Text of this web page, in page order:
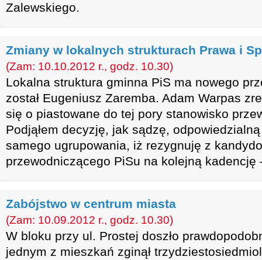
Zalewskiego.
Zmiany w lokalnych strukturach Prawa i
(Zam: 10.10.2012 r., godz. 10.30)
Lokalna struktura gminna PiS ma nowego
został Eugeniusz Zaremba. Adam Warpas
się o piastowane do tej pory stanowisko
Podjąłem decyzję, jak sądzę,
samego ugrupowania, iż rezygnuję z
przewodniczącego PiSu na kolejną kadencję
Zabójstwo w centrum miasta
(Zam: 10.09.2012 r., godz. 10.30)
W bloku przy ul. Prostej doszło
jednym z mieszkań zginął